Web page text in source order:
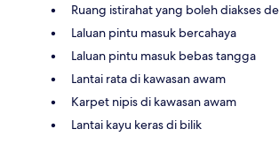
Ruang istirahat yang boleh diakses
Laluan pintu masuk bercahaya
Laluan pintu masuk bebas tangga
Lantai rata di kawasan awam
Karpet nipis di kawasan awam
Lantai kayu keras di bilik